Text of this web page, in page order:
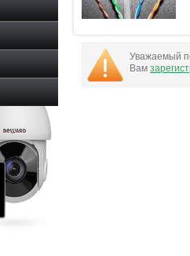
Уважаемый
Вам